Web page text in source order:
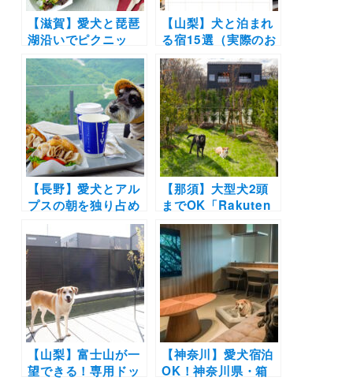
【滋賀】愛犬と琵琶
湖沿いでピクニッ
ク！「琵琶湖マリオ
ットホテル」からテ
イクアウト朝食付き
プラン登場！バスケ
ットの貸出＆愛犬用
鹿肉ジャーキーのプ
レゼントも！
【山梨】犬と泊まれ
る宿15選（実際のお
でかけレポあり）コ
テージや温泉などエ
リア別に紹介
【長野】愛犬とアル
プスの朝を独り占め
「コートヤード・バ
イ・マリオット白
馬」山頂絶景テラス
やドッグランを貸切
できるプランが登
場！夜は温泉付プレ
ミアルームで宿泊
♪（2021年9月18日
〜11月13日）
【那須】大型犬2頭
までOK「Rakuten
STAY VILLA 那須」
新オープン！ペット
フレンドリールーム
はプライベートドッ
グラン付き！
【山梨】富士山が一
望できる！専用ドッ
【神奈川】愛犬宿泊
OK！神奈川県・箱